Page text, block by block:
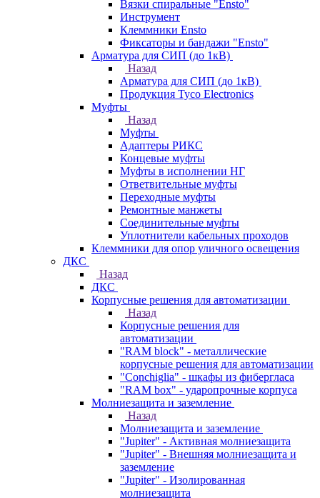
Вязки спиральные "Ensto"
Инструмент
Клеммники Ensto
Фиксаторы и бандажи "Ensto"
Арматура для СИП (до 1кВ)
Назад
Арматура для СИП (до 1кВ)
Продукция Tyco Electronics
Муфты
Назад
Муфты
Адаптеры РИКС
Концевые муфты
Муфты в исполнении НГ
Ответвительные муфты
Переходные муфты
Ремонтные манжеты
Соединительные муфты
Уплотнители кабельных проходов
Клеммники для опор уличного освещения
ДКС
Назад
ДКС
Корпусные решения для автоматизации
Назад
Корпусные решения для
автоматизации
"RAM block" - металлические
корпусные решения для автоматизации
"Conchiglia" - шкафы из фибергласа
"RAM box" - ударопрочные корпуса
Молниезащита и заземление
Назад
Молниезащита и заземление
"Jupiter" - Активная молниезащита
"Jupiter" - Внешняя молниезащита и
заземление
"Jupiter" - Изолированная
молниезащита